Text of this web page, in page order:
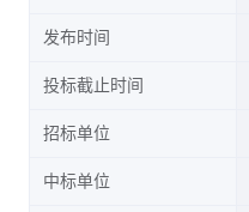
发布时间
投标截止时间
招标单位
中标单位